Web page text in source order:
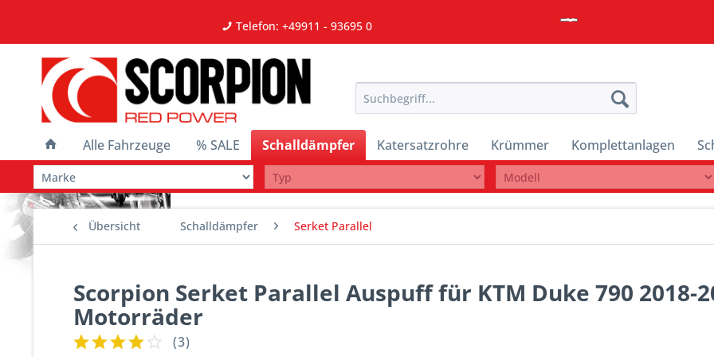
Telefon: +49911 - 93695 0
Alle Fahrzeuge % SALE Schalldämpfer Katersatzrohre Krümmer Komplettanlagen
Übersicht Schalldämpfer Serket Parallel
Scorpion Serket Parallel Auspuff für KTM Duke 790 2018-
Motorräder
(3)